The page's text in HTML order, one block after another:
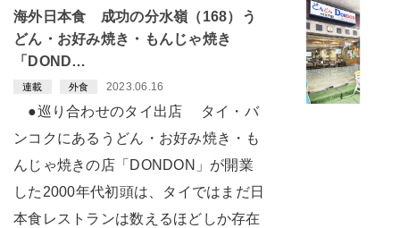
海外日本食 成功の分水嶺（168）う
どん・お好み焼き・もんじゃ焼き
「DOND…
連載 外食 2023.06.16
●巡り合わせのタイ出店 タイ・バ
ンコクにあるうどん・お好み焼き・も
んじゃ焼きの店「DONDON」が開業
した2000年代初頭は、タイではまだ日
本食レストランは数えるほどしか存在